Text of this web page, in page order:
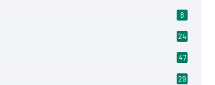
8
24
47
29